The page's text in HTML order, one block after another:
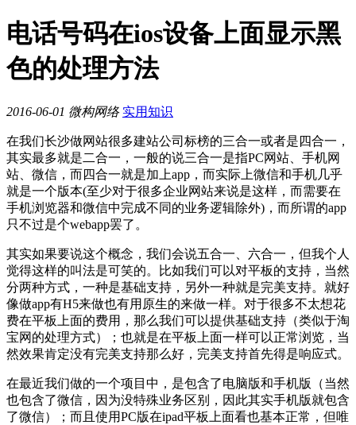
电话号码在ios设备上面显示黑
色的处理方法
2016-06-01 微构网络 实用知识
在我们长沙做网站很多建站公司标榜的三合一或者是四合一，
其实最多就是二合一，一般的说三合一是指PC网站、手机网
站、微信，而四合一就是加上app，而实际上微信和手机几乎
就是一个版本(至少对于很多企业网站来说是这样，而需要在
手机浏览器和微信中完成不同的业务逻辑除外)，而所谓的app
只不过是个webapp罢了。
其实如果要说这个概念，我们会说五合一、六合一，但我个人
觉得这样的叫法是可笑的。比如我们可以对平板的支持，当然
分两种方式，一种是基础支持，另外一种就是完美支持。就好
像做app有H5来做也有用原生的来做一样。对于很多不太想花
费在平板上面的费用，那么我们可以提供基础支持（类似于淘
宝网的处理方式）；也就是在平板上面一样可以正常浏览，当
然效果肯定没有完美支持那么好，完美支持首先得是响应式。
在最近我们做的一个项目中，是包含了电脑版和手机版（当然
也包含了微信，因为没特殊业务区别，因此其实手机版就包含
了微信）；而且使用PC版在ipad平板上面看也基本正常，但唯